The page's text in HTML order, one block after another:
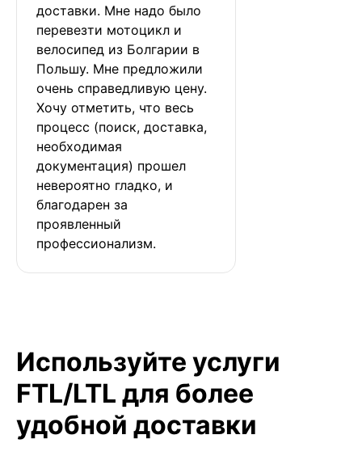
доставки. Мне надо было
перевезти мотоцикл и
велосипед из Болгарии в
Польшу. Мне предложили
очень справедливую цену.
Хочу отметить, что весь
процесс (поиск, доставка,
необходимая
документация) прошел
невероятно гладко, и
благодарен за
проявленный
профессионализм.
Используйте услуги
FTL/LTL для более
удобной доставки